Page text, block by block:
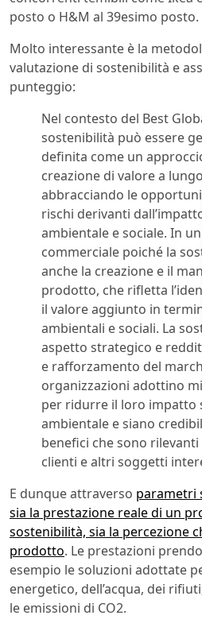
posto o H&M al 39esimo posto.
Molto interessante è la
valutazione di sostenibilità e
punteggio:
Nel contesto del Best
sostenibilità può essere
definita come un
creazione di valore a
abbracciando le
rischi derivanti
ambientale e sociale. In un
commerciale poiché la
anche la creazione e il
prodotto, che rifletta
il valore aggiunto in
ambientali e sociali. La
aspetto strategico e
e rafforzamento del
organizzazioni adottino
per ridurre il loro impatto
ambientale e siano
benefici che sono
clienti e altri soggetti
E dunque attraverso parametri
sia la prestazione reale di un
sostenibilità, sia la percezione
prodotto. Le prestazioni
esempio le soluzioni adottate
energetico, dell’acqua, dei
le emissioni di CO2.